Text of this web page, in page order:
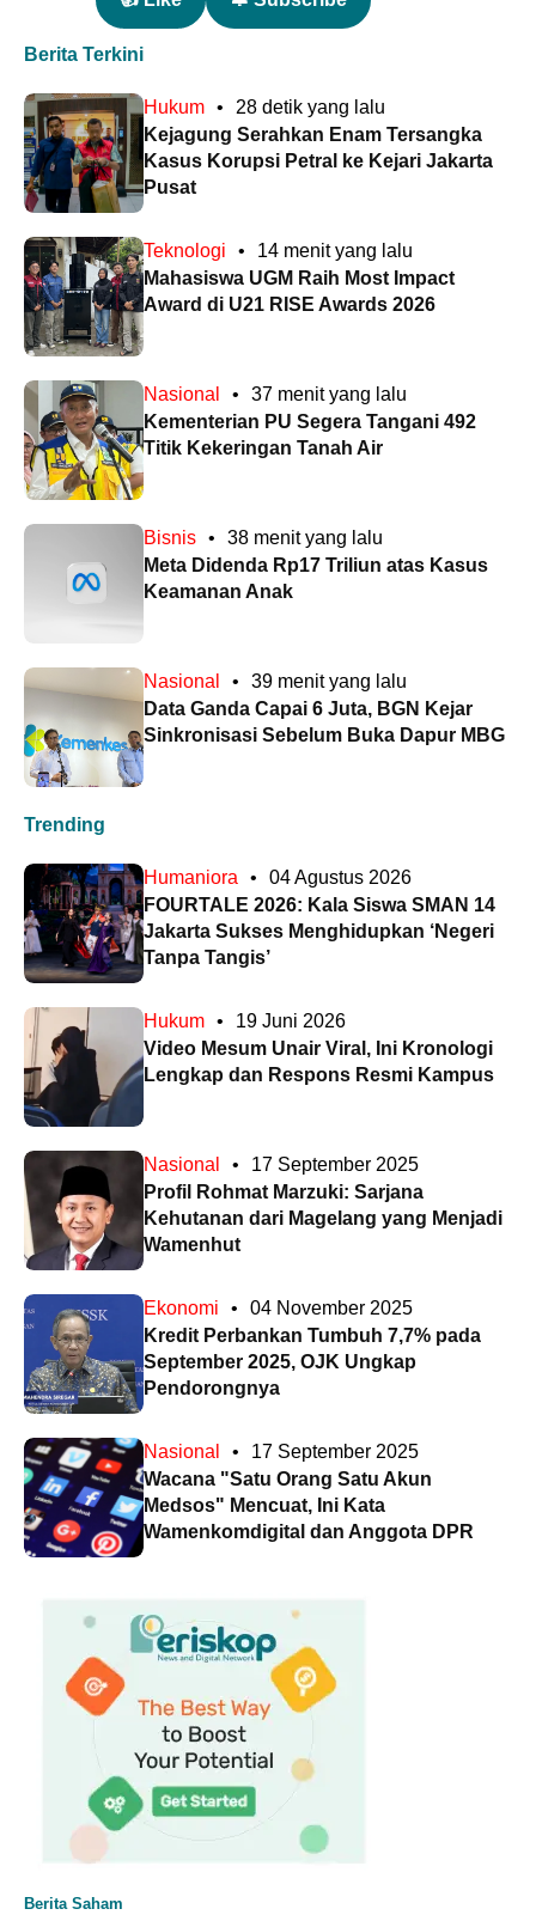
Berita Terkini
Hukum •
28 detik yang lalu
Kejagung Serahkan Enam Tersangka
Kasus Korupsi Petral ke Kejari Jakarta
Pusat
Teknologi •
14 menit yang lalu
Mahasiswa UGM Raih Most Impact
Award di U21 RISE Awards 2026
Nasional •
37 menit yang lalu
Kementerian PU Segera Tangani 492
Titik Kekeringan Tanah Air
Bisnis •
38 menit yang lalu
Meta Didenda Rp17 Triliun atas Kasus
Keamanan Anak
Nasional •
39 menit yang lalu
Data Ganda Capai 6 Juta, BGN Kejar
Sinkronisasi Sebelum Buka Dapur MBG
Trending
Humaniora •
04 Agustus 2026
FOURTALE 2026: Kala Siswa SMAN 14
Jakarta Sukses Menghidupkan ‘Negeri
Tanpa Tangis’
Hukum •
19 Juni 2026
Video Mesum Unair Viral, Ini Kronologi
Lengkap dan Respons Resmi Kampus
Nasional •
17 September 2025
Profil Rohmat Marzuki: Sarjana
Kehutanan dari Magelang yang Menjadi
Wamenhut
Ekonomi •
04 November 2025
Kredit Perbankan Tumbuh 7,7% pada
September 2025, OJK Ungkap
Pendorongnya
Nasional •
17 September 2025
Wacana "Satu Orang Satu Akun
Medsos" Mencuat, Ini Kata
Wamenkomdigital dan Anggota DPR
Berita Saham